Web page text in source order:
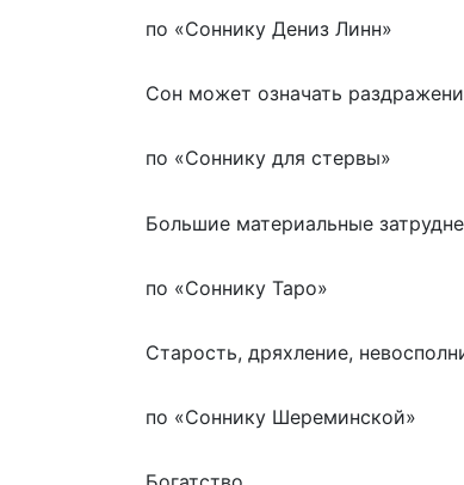
по «Соннику Дениз Линн»
Сон может означать
по «Соннику для стервы»
Большие материальные
по «Соннику Таро»
Старость, дряхление,
по «Соннику Шереминской»